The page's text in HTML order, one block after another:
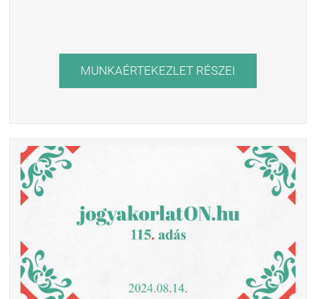
MUNKAÉRTEKEZLET RÉSZEI